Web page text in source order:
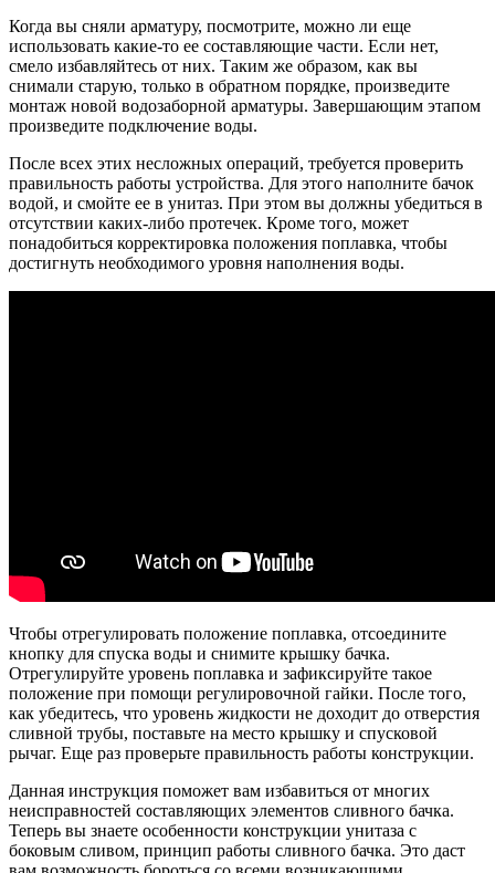
Когда вы сняли арматуру, посмотрите, можно ли еще
использовать какие-то ее составляющие части. Если нет,
смело избавляйтесь от них. Таким же образом, как вы
снимали старую, только в обратном порядке, произведите
монтаж новой водозаборной арматуры. Завершающим этапом
произведите подключение воды.
После всех этих несложных операций, требуется проверить
правильность работы устройства. Для этого наполните бачок
водой, и смойте ее в унитаз. При этом вы должны убедиться в
отсутствии каких-либо протечек. Кроме того, может
понадобиться корректировка положения поплавка, чтобы
достигнуть необходимого уровня наполнения воды.
Чтобы отрегулировать положение поплавка, отсоедините
кнопку для спуска воды и снимите крышку бачка.
Отрегулируйте уровень поплавка и зафиксируйте такое
положение при помощи регулировочной гайки. После того,
как убедитесь, что уровень жидкости не доходит до отверстия
сливной трубы, поставьте на место крышку и спусковой
рычаг. Еще раз проверьте правильность работы конструкции.
Данная инструкция поможет вам избавиться от многих
неисправностей составляющих элементов сливного бачка.
Теперь вы знаете особенности конструкции унитаза с
боковым сливом, принцип работы сливного бачка. Это даст